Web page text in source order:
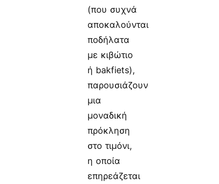
(που συχνά
αποκαλούνται
ποδήλατα
με κιβώτιο
ή bakfiets),
παρουσιάζουν
μια
μοναδική
πρόκληση
στο τιμόνι,
η οποία
επηρεάζεται